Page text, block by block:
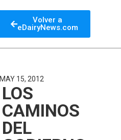
Volver a
eDairyNews.com
MAY 15, 2012
LOS
CAMINOS
DEL